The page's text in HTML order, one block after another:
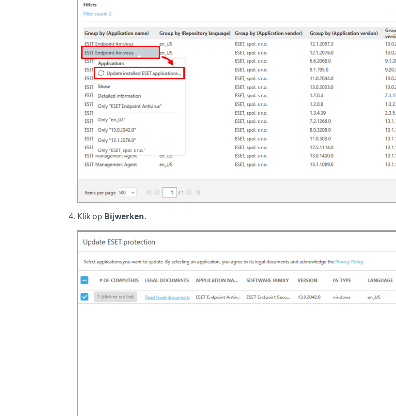
Klik op Bijwerken.